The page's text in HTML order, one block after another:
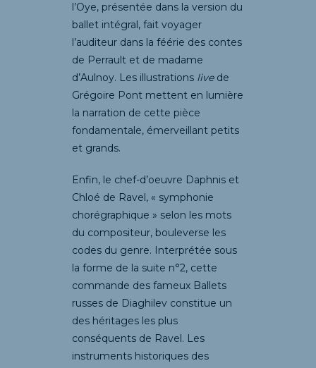
l’Oye, présentée dans la version du
ballet intégral, fait voyager
l’auditeur dans la féérie des contes
de Perrault et de madame
d’Aulnoy. Les illustrations livede
Grégoire Pont mettent en lumière
la narration de cette pièce
fondamentale, émerveillant petits
et grands.
Enfin, le chef-d’oeuvre Daphnis et
Chloé de Ravel, « symphonie
chorégraphique » selon les mots
du compositeur, bouleverse les
codes du genre. Interprétée sous
la forme de la suite n°2, cette
commande des fameux Ballets
russes de Diaghilev constitue un
des héritages les plus
conséquents de Ravel. Les
instruments historiques des